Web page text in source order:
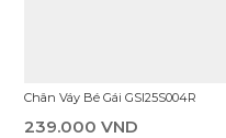
Chân Váy Bé Gái GSI25S004R
239.000 VND